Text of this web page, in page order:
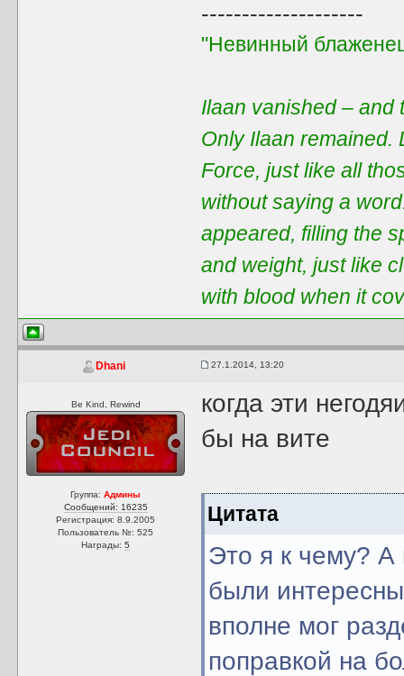
--------------------
"Невинный
Ilaan vanished – and
Only Ilaan remained.
Force, just like all
without saying a
appeared, filling the
and weight, just like
with blood when it
Dhani 27.1.2014, 13:20
Be Kind, Rewind
Группа:Админы
Сообщений: 16235
Регистрация: 8.9.2005
Пользователь №: 525
Награды:5
когда эти
бы на вите
Цитата
Это я к чему? А
были
вполне мог
поправкой на